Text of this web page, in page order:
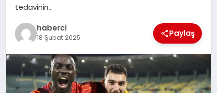
tedavinin…
haberci
18 Şubat 2025 Paylaş